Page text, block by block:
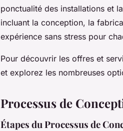
ponctualité des installations et
incluant la conception, la
expérience sans stress pour
Pour découvrir les offres et
et explorez les nombreuses
Processus de
Étapes du Processus de